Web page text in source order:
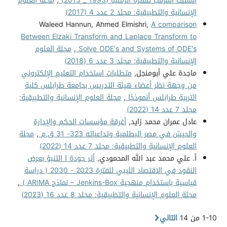
الإنسانية والتطبيقية: مجلد 2 عدد 4 (2017)
Waleed Hannun, Ahmed Elmishri,A comparison
Between Elzaki Transform and Laplace Transform to
Solve ODE's and Systems of ODE's
, مجلة العلوم
الإنسانية والتطبيقية: مجلد 3 عدد 6 (2018)
ماجدة علي أبومنجل, متطلبات استخدام التعليم الإلكتروني
من وجهة نظر أعضاء هيئة التدريس بجامعة طرابلس كلية
التربية طرابلس أنموذجًا, مجلة العلوم الإنسانية والتطبيقية:
مجلد 7 عدد 14 (2022)
عادل عمران محمد زايد, أغرقة مؤسسات الحكم والإدارة
والجيش في مصر البطلمية وتداعياته 323- 31 ق.م
, مجلة
العلوم الإنسانية والتطبيقية: مجلد 7 عدد 14 (2022)
أ. علي محمد عبد الله المحمودي, أثر جودة ا التنبؤ بعرض
النقود في الاقتصاد الليبي للفترة 2023 - 2030 ( دراسة
قياسية باستخدام منهجية Jenkins-Box – نماذج ARIMA )
,
مجلة العلوم الإنسانية والتطبيقية: مجلد 8 عدد 16 (2023)
1-10 من 14
التالي